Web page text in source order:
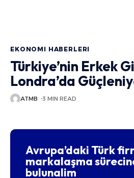
EKONOMI HABERLERI
Türkiye’nin Erkek
Londra’da
ATMB 3 MIN READ
Avrupa’daki Türk
markalaşma
bulunalim